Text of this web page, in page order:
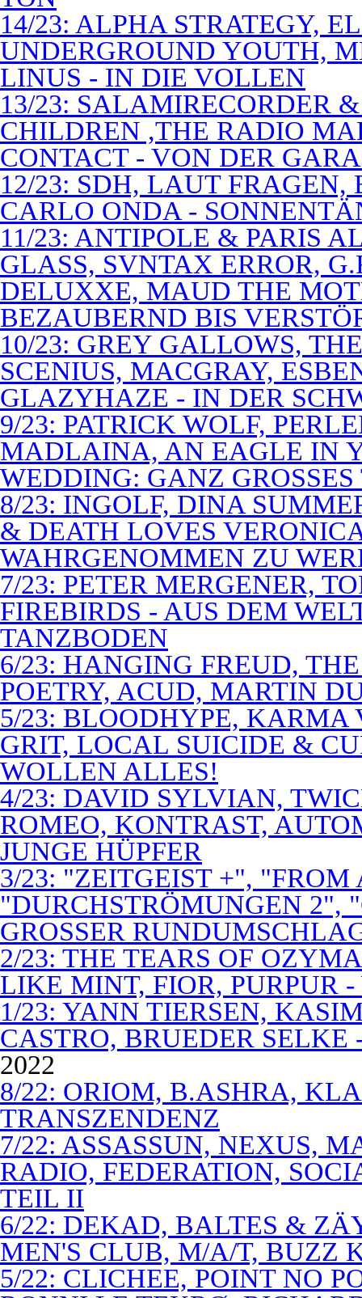
14/23: ALPHA STRATEGY,
UNDERGROUND YOUTH,
LINUS - IN DIE VOLLEN
13/23: SALAMIRECORDER
CHILDREN ,THE RADIO
CONTACT - VON DER
12/23: SDH, LAUT
CARLO ONDA -
11/23: ANTIPOLE & PARIS
GLASS, SVNTAX ERROR,
DELUXXE, MAUD THE
BEZAUBERND BIS
10/23: GREY GALLOWS,
SCENIUS, MACGRAY,
GLAZYHAZE - IN DER
9/23: PATRICK WOLF,
MADLAINA, AN EAGLE IN
WEDDING: GANZ
8/23: INGOLF, DINA
& DEATH LOVES
WAHRGENOMMEN ZU
7/23: PETER MERGENER,
FIREBIRDS - AUS DEM
TANZBODEN
6/23: HANGING FREUD,
POETRY, ACUD, MARTIN
5/23: BLOODHYPE, KARMA
GRIT, LOCAL SUICIDE &
WOLLEN ALLES!
4/23: DAVID SYLVIAN,
ROMEO, KONTRAST,
JUNGE HÜPFER
3/23: "ZEITGEIST +", "FROM
"DURCHSTRÖMUNGEN 2",
GROSSER
2/23: THE TEARS OF
LIKE MINT, FIOR, PURPUR
1/23: YANN TIERSEN,
CASTRO, BRUEDER SELKE
2022
8/22: ORIOM, B.ASHRA,
TRANSZENDENZ
7/22: ASSASSUN, NEXUS,
RADIO, FEDERATION,
TEIL II
6/22: DEKAD, BALTES &
MEN'S CLUB, M/A/T, BUZZ
5/22: CLICHEE, POINT NO